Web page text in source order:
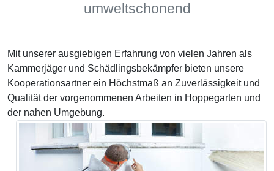
umweltschonend
Mit unserer ausgiebigen Erfahrung von vielen Jahren als
Kammerjäger und Schädlingsbekämpfer bieten unsere
Kooperationsartner ein Höchstmaß an Zuverlässigkeit und
Qualität der vorgenommenen Arbeiten in Hoppegarten und
der nahen Umgebung.